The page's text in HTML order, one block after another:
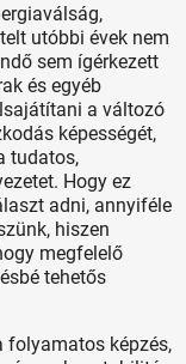
utóbbi évek nem
sem ígérkezett
és egyéb
a változó
képességét,
tudatos,
Hogy ez
adni, annyiféle
hiszen
megfelelő
tehetős
folyamatos képzés,